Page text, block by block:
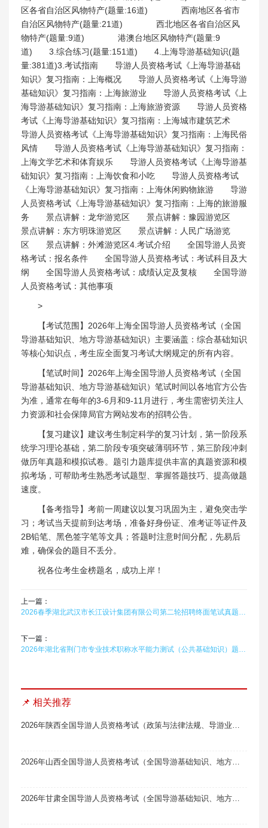
区各省自治区风物特产(题量:16道) 西南地区各省市
自治区风物特产(题量:21道) 西北地区各省自治区风
物特产(题量:9道) 港澳台地区风物特产(题量:9
道) 3.综合练习(题量:151道) 4.上海导游基础知识(题
量:381道)3.考试指南 导游人员资格考试《上海导游基础
知识》复习指南：上海概况 导游人员资格考试《上海导游
基础知识》复习指南：上海旅游业 导游人员资格考试《上
海导游基础知识》复习指南：上海旅游资源 导游人员资格
考试《上海导游基础知识》复习指南：上海城市建筑艺术
导游人员资格考试《上海导游基础知识》复习指南：上海民俗
风情 导游人员资格考试《上海导游基础知识》复习指南：
上海文学艺术和体育娱乐 导游人员资格考试《上海导游基
础知识》复习指南：上海饮食和小吃 导游人员资格考试
《上海导游基础知识》复习指南：上海休闲购物旅游 导游
人员资格考试《上海导游基础知识》复习指南：上海的旅游服
务 景点讲解：龙华游览区 景点讲解：豫园游览区
景点讲解：东方明珠游览区 景点讲解：人民广场游览
区 景点讲解：外滩游览区4.考试介绍 全国导游人员资
格考试：报名条件 全国导游人员资格考试：考试科目及大
纲 全国导游人员资格考试：成绩认定及复核 全国导游
人员资格考试：其他事项
>
【考试范围】2026年上海全国导游人员资格考试（全国
导游基础知识、地方导游基础知识）主要涵盖：综合基础知识
等核心知识点，考生应全面复习考试大纲规定的所有内容。
【笔试时间】2026年上海全国导游人员资格考试（全国
导游基础知识、地方导游基础知识）笔试时间以各地官方公告
为准，通常在每年的3-6月和9-11月进行，考生需密切关注人
力资源和社会保障局官方网站发布的招聘公告。
【复习建议】建议考生制定科学的复习计划，第一阶段系
统学习理论基础，第二阶段专项突破薄弱环节，第三阶段冲刺
做历年真题和模拟试卷。题引力题库提供丰富的真题资源和模
拟考场，可帮助考生熟悉考试题型、掌握答题技巧、提高做题
速度。
【备考指导】考前一周建议以复习巩固为主，避免突击学
习；考试当天提前到达考场，准备好身份证、准考证等证件及
2B铅笔、黑色签字笔等文具；答题时注意时间分配，先易后
难，确保会的题目不丢分。
祝各位考生金榜题名，成功上岸！
上一篇：
下一篇：
📌 相关推荐